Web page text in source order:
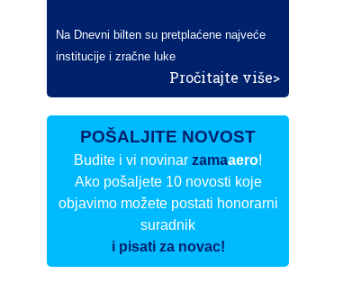
Na Dnevni bilten su pretplaćene najveće
institucije i zračne luke
Pročitajte više>
POŠALJITE NOVOST
Budite i vi novinarzamaaero!
Ako pošaljete 10 novosti koje
objavimo možete postati honorarni
suradnik
i pisati za novac!